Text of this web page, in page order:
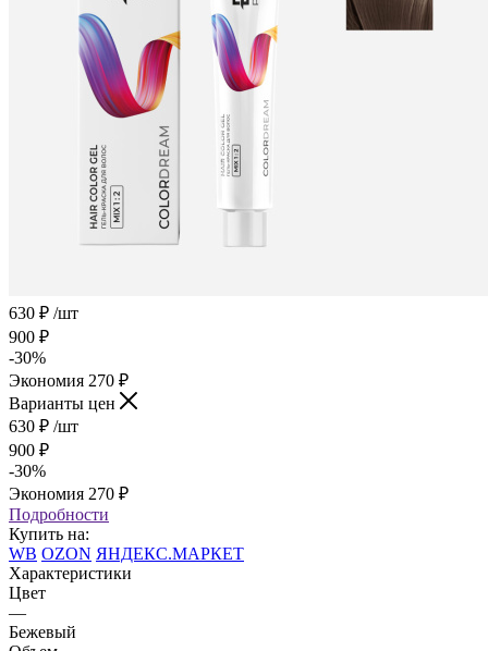
630 ₽ /шт
900 ₽
-30%
Экономия 270 ₽
Варианты цен
630 ₽ /шт
900 ₽
-30%
Экономия 270 ₽
Подробности
Купить на:
WB OZON ЯНДЕКС.МАРКЕТ
Характеристики
Цвет
—
Бежевый